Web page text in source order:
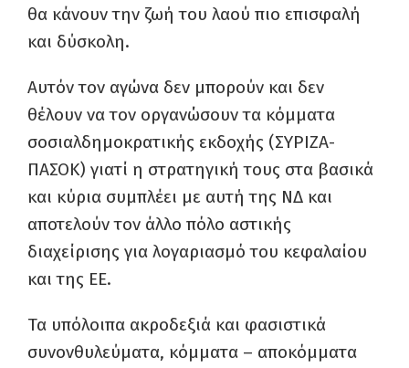
θα κάνουν την ζωή του λαού πιο επισφαλή
και δύσκολη.
Αυτόν τον αγώνα δεν μπορούν και δεν
θέλουν να τον οργανώσουν τα κόμματα
σοσιαλδημοκρατικής εκδοχής (ΣΥΡΙΖΑ-
ΠΑΣΟΚ) γιατί η στρατηγική τους στα βασικά
και κύρια συμπλέει με αυτή της ΝΔ και
αποτελούν τον άλλο πόλο αστικής
διαχείρισης για λογαριασμό του κεφαλαίου
και της ΕΕ.
Τα υπόλοιπα ακροδεξιά και φασιστικά
συνονθυλεύματα, κόμματα – αποκόμματα